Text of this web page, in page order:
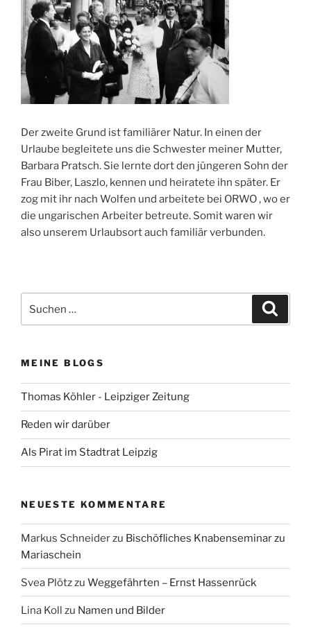
Der zweite Grund ist familiärer Natur. In einen der
Urlaube begleitete uns die Schwester meiner Mutter,
Barbara Pratsch. Sie lernte dort den jüngeren Sohn der
Frau Biber, Laszlo, kennen und heiratete ihn später. Er
zog mit ihr nach Wolfen und arbeitete bei ORWO , wo er
die ungarischen Arbeiter betreute. Somit waren wir
also unserem Urlaubsort auch familiär verbunden.
nach:
MEINE BLOGS
Thomas Köhler - Leipziger Zeitung
Reden wir darüber
Als Pirat im Stadtrat Leipzig
NEUESTE KOMMENTARE
Markus Schneiderzu Bischöfliches Knabenseminar zu
Mariaschein
Svea Plötzzu Weggefährten – Ernst Hassenrück
Lina Koll zu Namen und Bilder